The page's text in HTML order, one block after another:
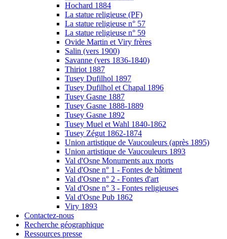
Hochard 1884
La statue religieuse (PF)
La statue religieuse n° 57
La statue religieuse n° 59
Ovide Martin et Viry frères
Salin (vers 1900)
Savanne (vers 1836-1840)
Thiriot 1887
Tusey Dufilhol 1897
Tusey Dufilhol et Chapal 1896
Tusey Gasne 1887
Tusey Gasne 1888-1889
Tusey Gasne 1892
Tusey Muel et Wahl 1840-1862
Tusey Zégut 1862-1874
Union artistique de Vaucouleurs (après 1895)
Union artistique de Vaucouleurs 1893
Val d'Osne Monuments aux morts
Val d'Osne n° 1 - Fontes de bâtiment
Val d'Osne n° 2 - Fontes d'art
Val d'Osne n° 3 - Fontes religieuses
Val d'Osne Pub 1862
Viry 1893
Contactez-nous
Recherche géographique
Ressources presse